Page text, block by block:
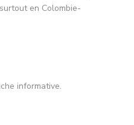
en Colombie-
informative.